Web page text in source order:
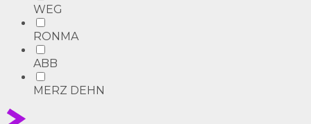
WEG
RONMA
ABB
MERZ DEHN